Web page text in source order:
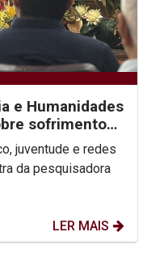
e Humanidades
sofrimento
juventude e redes
da pesquisadora
LER MAIS